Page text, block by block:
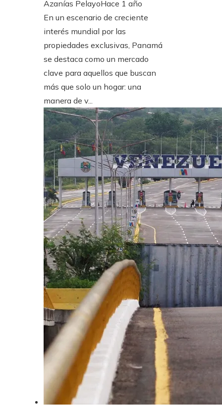
Azanías PelayoHace 1 año
En un escenario de creciente
interés mundial por las
propiedades exclusivas, Panamá
se destaca como un mercado
clave para aquellos que buscan
más que solo un hogar: una
manera de v...